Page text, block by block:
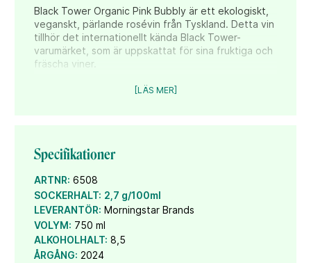
Black Tower Organic Pink Bubbly är ett ekologiskt,
veganskt, pärlande rosévin från Tyskland. Detta vin
tillhör det internationellt kända Black Tower-
varumärket, som är uppskattat för sina fruktiga och
fräscha viner.
Smaken är fruktig med inslag av körsbär, jordgubbar,
Passar perfekt som aperitif eller till lättare rätter
som picknick- och buffémat. Den är också ett
utmärkt val för att skåla vid festliga tillfällen.
Serveras bäst vid en temperatur mellan 8-10°C.
[LÄS MER]
Specifikationer
ARTNR: 6508
SOCKERHALT: 2,7 g/100ml
LEVERANTÖR: Morningstar Brands
VOLYM: 750 ml
ALKOHOLHALT: 8,5
ÅRGÅNG: 2024